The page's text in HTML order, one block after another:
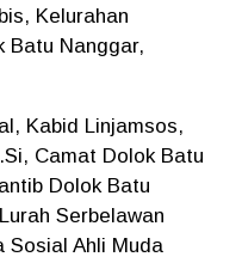
Kelurahan
Batu Nanggar,
Kabid Linjamsos,
Camat Dolok Batu
Dolok Batu
Serbelawan
Sosial Ahli Muda